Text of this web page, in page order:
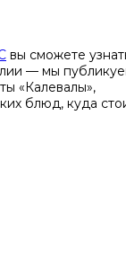
вы сможете
— мы
«Калевалы»,
блюд, куда